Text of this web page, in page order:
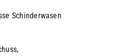
Schinderwasen